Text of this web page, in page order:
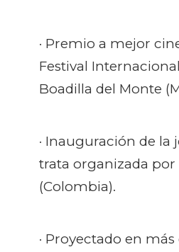
· Premio a mejor
Festival
Boadilla del Monte
· Inauguración de
trata organizada por
(Colombia).
· Proyectado en más